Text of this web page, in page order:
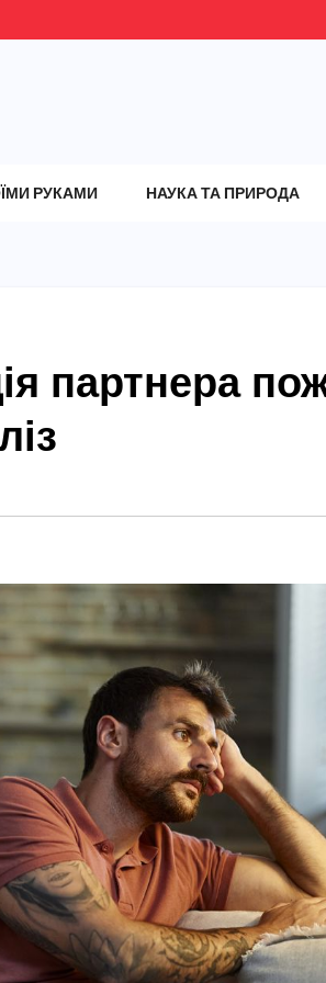
РУКАМИ НАУКА ТА ПРИРОДА
партнера